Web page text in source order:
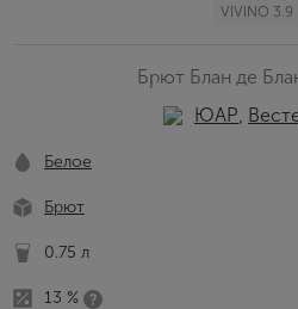
VIVINO 3.9
Брют Блан де
ЮАР,
Белое
Брют
0.75 л
13 %